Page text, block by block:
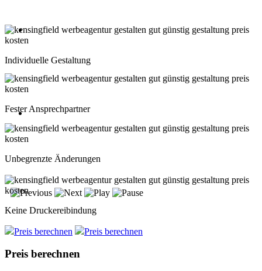
Beratung oder Rückruf anfordern
Schweiz: 043 508 66 63
Montag-Freitag 10:00-18:00 Uhr
Beratung oder Rückruf anfordern
Montag-Freitag 10:00-18:00 Uhr
Individuelle Gestaltung
Fester Ansprechpartner
Unbegrenzte Änderungen
Keine Druckereibindung
Preis berechnen Preis berechnen
Preis berechnen